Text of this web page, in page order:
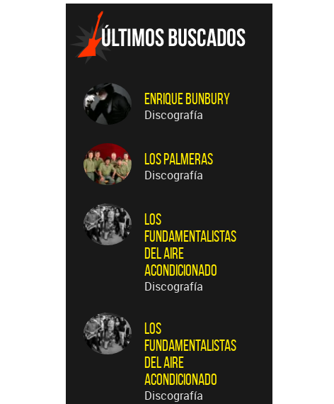
Enrique Bunbury
Discografía
Los Palmeras
Discografía
Los
Fundamentalistas
del Aire
Acondicionado
Discografía
Los
Fundamentalistas
del Aire
Acondicionado
Discografía